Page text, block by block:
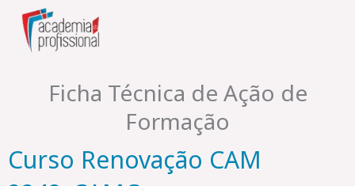
content
Ficha Técnica de Ação de
Formação
Curso Renovação CAM